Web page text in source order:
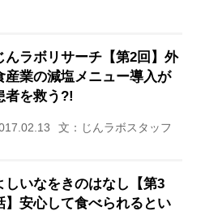
んラボリサーチ【第2回】外
産業の減塩メニュー導入が
者を救う?!
文：じんラボスタッフ
しいなをきのはなし【第3
】安心して食べられるとい